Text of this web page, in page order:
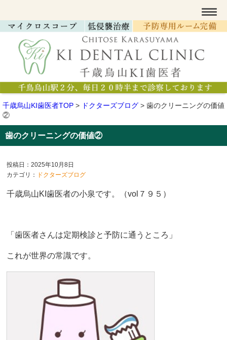
千歳烏山KI歯医者TOP > ドクターズブログ > 歯のクリーニングの価値
②
歯のクリーニングの価値②
投稿日：2025年10月8日
カテゴリ：
ドクターズブログ
千歳烏山KI歯医者の小泉です。（vol７９５ ）
「歯医者さんは定期検診と予防に通うところ」​
これが世界の常識です。